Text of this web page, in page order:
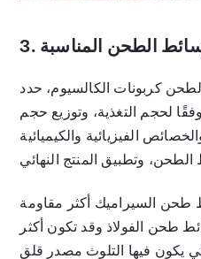
الطحن المناسبة
كربونات الكالسيوم، حدد
لحجم التغذية، وتوزيع حجم
الفيزيائية والكيميائية
طحن السيراميك أكثر مقاومة
طحن الفولاذ وقد تكون أكثر